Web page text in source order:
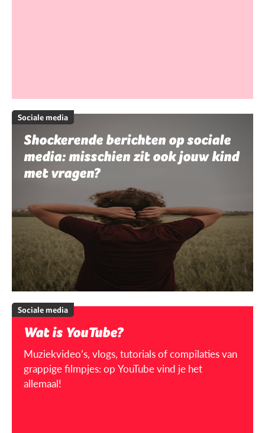
Sociale media
Shockerende berichten op sociale
media: misschien zit ook jouw kind
met vragen?
Sociale media
Wat is YouTube?
Muziekvideo’s, vlogs, tutorials of compilaties van
grappige filmpjes: op YouTube vind je het
allemaal!